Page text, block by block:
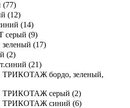
(77)
(12)
(14)
серый (9)
(17)
(2)
(21)
бордо, зеленый,
ТРИКОТАЖ серый (2)
ТРИКОТАЖ синий (6)